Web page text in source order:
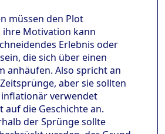
müssen den Plot
Motivation kann
Erlebnis oder
die sich über einen
anhäufen. Also spricht an
aber sie sollten
verwendet
auf die Geschichte an.
der Sprünge sollte